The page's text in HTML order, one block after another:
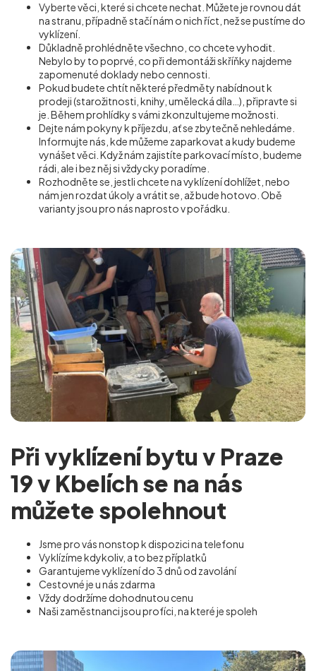
Vyberte věci, které si chcete nechat. Můžete je rovnou dát
na stranu, případně stačí nám o nich říct, než se pustíme do
vyklízení.
Důkladně prohlédněte všechno, co chcete vyhodit.
Nebylo by to poprvé, co při demontáži skříňky najdeme
zapomenuté doklady nebo cennosti.
Pokud budete chtít některé předměty nabídnout k
prodeji (starožitnosti, knihy, umělecká díla…), připravte si
je. Během prohlídky s vámi zkonzultujeme možnosti.
Dejte nám pokyny k příjezdu, ať se zbytečně nehledáme.
Informujte nás, kde můžeme zaparkovat a kudy budeme
vynášet věci. Když nám zajistíte parkovací místo, budeme
rádi, ale i bez něj si vždycky poradíme.
Rozhodněte se, jestli chcete na vyklízení dohlížet, nebo
nám jen rozdat úkoly a vrátit se, až bude hotovo. Obě
varianty jsou pro nás naprosto v pořádku.
Při vyklízení bytu v Praze
19 v Kbelích se na nás
můžete spolehnout
Jsme pro vás nonstop k dispozici na telefonu
Vyklízíme kdykoliv, a to bez příplatků
Garantujeme vyklízení do 3 dnů od zavolání
Cestovné je u nás zdarma
Vždy dodržíme dohodnutou cenu
Naši zaměstnanci jsou profíci, na které je spoleh